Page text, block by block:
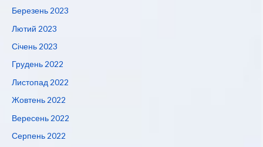
Березень 2023
Лютий 2023
Січень 2023
Грудень 2022
Листопад 2022
Жовтень 2022
Вересень 2022
Серпень 2022